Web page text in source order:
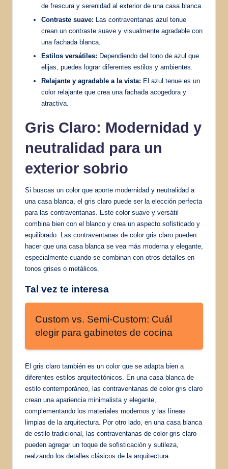
de frescura y serenidad al exterior de una casa blanca.
Contraste suave: Las contraventanas azul tenue
crean un contraste suave y visualmente agradable con
una fachada blanca.
Estilos versátiles: Dependiendo del tono de azul que
elijas, puedes lograr diferentes estilos y ambientes.
Relajante y agradable a la vista: El azul tenue es un
color relajante que crea una fachada acogedora y
atractiva.
Gris Claro: Modernidad y
neutralidad para un
exterior sobrio
Si buscas un color que aporte modernidad y neutralidad a
una casa blanca, el gris claro puede ser la elección perfecta
para las contraventanas. Este color suave y versátil
combina bien con el blanco y crea un aspecto sofisticado y
equilibrado. Las contraventanas de color gris claro pueden
hacer que una casa blanca se vea más moderna y elegante,
especialmente cuando se combinan con otros detalles en
tonos grises o metálicos.
Tal vez te interesa
Custom vs. Semi-Custom: Cuál
elegir para gabinetes de cocina
El gris claro también es un color que se adapta bien a
diferentes estilos arquitectónicos. En una casa blanca de
estilo contemporáneo, las contraventanas de color gris claro
crean una apariencia minimalista y elegante,
complementando los materiales modernos y las líneas
limpias de la arquitectura. Por otro lado, en una casa blanca
de estilo tradicional, las contraventanas de color gris claro
pueden agregar un toque de sofisticación y sutileza,
realzando los detalles clásicos de la arquitectura.